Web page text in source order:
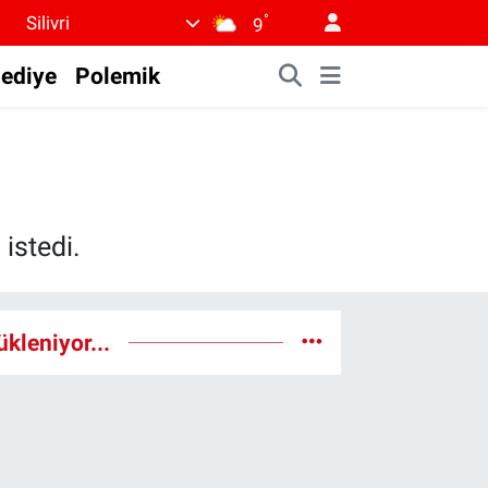
Silivri 9°
Polemik
istedi.